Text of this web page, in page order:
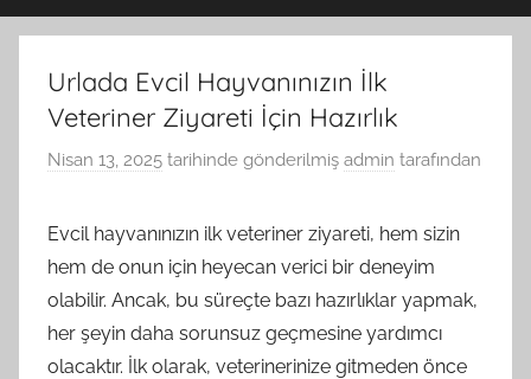
Urlada Evcil Hayvanınızın İlk
Veteriner Ziyareti İçin Hazırlık
Nisan 13, 2025 tarihinde gönderilmiş admin tarafından
Evcil hayvanınızın ilk veteriner ziyareti, hem sizin
hem de onun için heyecan verici bir deneyim
olabilir. Ancak, bu süreçte bazı hazırlıklar yapmak,
her şeyin daha sorunsuz geçmesine yardımcı
olacaktır. İlk olarak, veterinerinize gitmeden önce